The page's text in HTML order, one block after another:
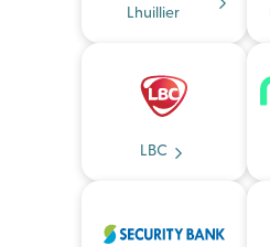
Lhuillier
LBC